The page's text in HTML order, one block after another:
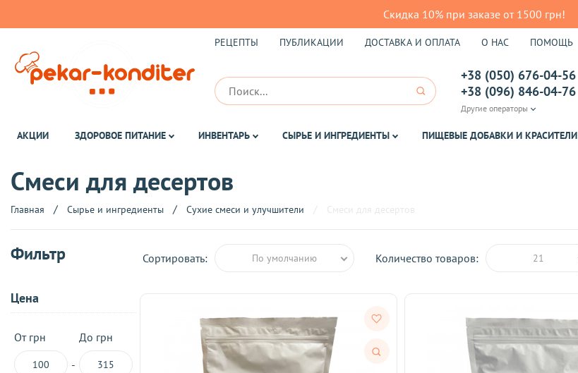
Скидка 10% при заказе от 1500 грн!
РЕЦЕПТЫ ПУБЛИКАЦИИ ДОСТАВКА И ОПЛАТА О НАС ПОМОЩЬ
+38 (050) 676-04-56
+38 (096) 846-04-76
Другие операторы
АКЦИИ ЗДОРОВОЕ ПИТАНИЕ ИНВЕНТАРЬ СЫРЬЕ И ИНГРЕДИЕНТЫ ПИЩЕВЫЕ ДОБАВКИ И КРАСИТЕЛИ
Смеси для десертов
Главная Сырье и ингредиенты Сухие смеси и улучшители
Фильтр
Цена
От грн
-
До грн
Сортировать: По умолчанию Количество товаров: 21